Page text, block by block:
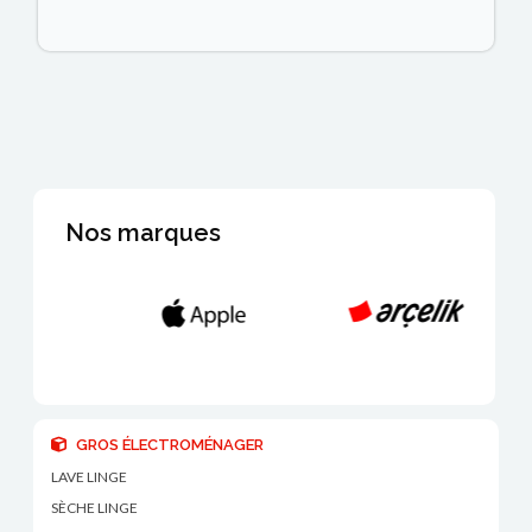
Nos marques
GROS ÉLECTROMÉNAGER
LAVE LINGE
SÈCHE LINGE